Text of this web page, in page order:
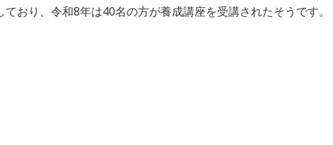
おり、 令和8年は40名の方が養成講座を受講されたそうです。